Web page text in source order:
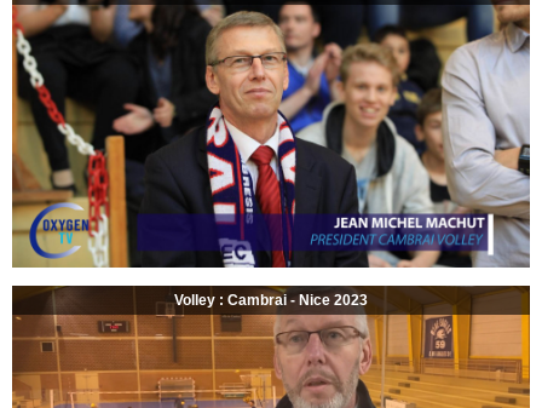
Volley : Cambrai - Nice 2023